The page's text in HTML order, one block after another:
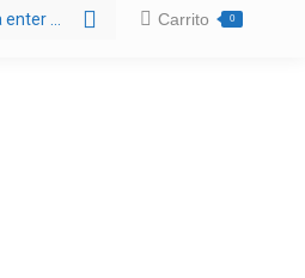
Carrito 0